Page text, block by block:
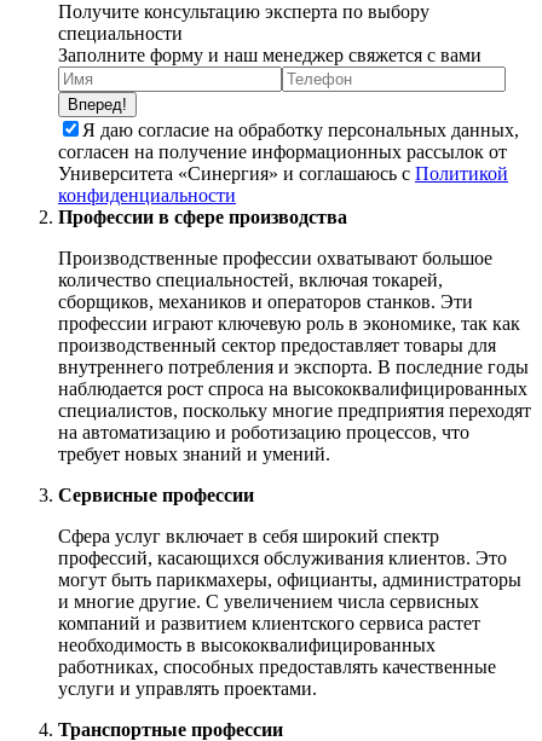
Получите консультацию эксперта по выбору
специальности
Заполните форму и наш менеджер свяжется с вами
Вперед!
Я даю согласие на обработку персональных данных,
согласен на получение информационных рассылок от
Университета «Синергия» и соглашаюсь c Политикой
конфиденциальности
Профессии в сфере производства
Производственные профессии охватывают большое
количество специальностей, включая токарей,
сборщиков, механиков и операторов станков. Эти
профессии играют ключевую роль в экономике, так как
производственный сектор предоставляет товары для
внутреннего потребления и экспорта. В последние годы
наблюдается рост спроса на высококвалифицированных
специалистов, поскольку многие предприятия переходят
на автоматизацию и роботизацию процессов, что
требует новых знаний и умений.
Сервисные профессии
Сфера услуг включает в себя широкий спектр
профессий, касающихся обслуживания клиентов. Это
могут быть парикмахеры, официанты, администраторы
и многие другие. С увеличением числа сервисных
компаний и развитием клиентского сервиса растет
необходимость в высококвалифицированных
работниках, способных предоставлять качественные
услуги и управлять проектами.
Транспортные профессии